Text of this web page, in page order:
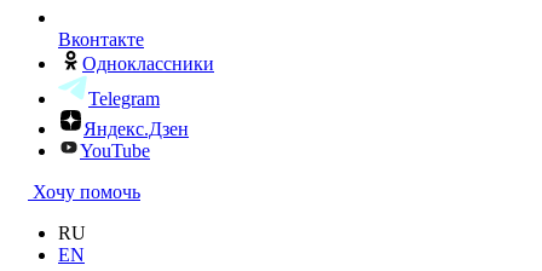
Вконтакте
Одноклассники
Telegram
Яндекс.Дзен
YouTube
Хочу помочь
RU
EN